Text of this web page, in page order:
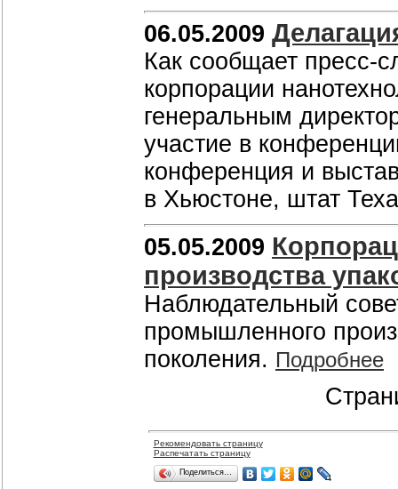
06.05.2009
Как сообщает пресс-
корпорации
генеральным
участие в
конференция и
в Хьюстоне, штат
05.05.2009
производства
Наблюдательный
промышленного
поколения. Подробнее
Рекомендовать страницу
Распечатать страницу
Поделиться…